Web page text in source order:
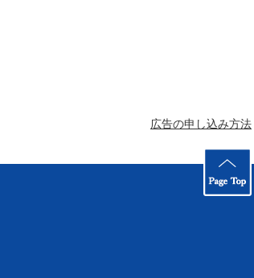
広告の申し込み方法